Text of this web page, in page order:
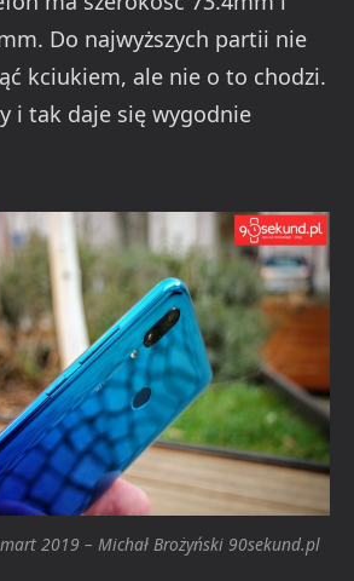
Do najwyższych partii nie
kciukiem, ale nie o to chodzi.
i tak daje się wygodnie
2019 – Michał Brożyński 90sekund.pl